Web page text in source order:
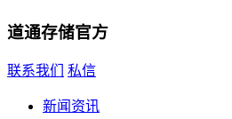
道通存储官方
联系我们 私信
新闻资讯